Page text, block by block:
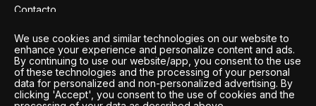
Contacto
Privacidad
We use cookies and similar technologies on our website to
enhance your experience and personalize content and ads.
By continuing to use our website/app, you consent to the use
of these technologies and the processing of your personal
data for personalized and non-personalized advertising. By
clicking 'Accept', you consent to the use of cookies and the